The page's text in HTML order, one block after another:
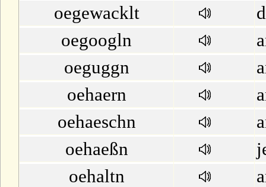
oegewacklt
oegoogln
oeguggn
oehaern
oehaeschn
oehaeßn
oehaltn